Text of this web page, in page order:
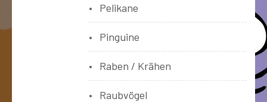
Pelikane
Pinguine
Raben / Krähen
Raubvögel